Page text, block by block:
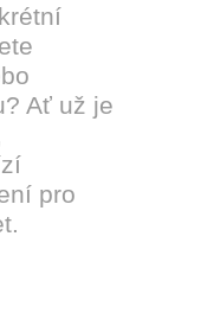
Ať už je
pro